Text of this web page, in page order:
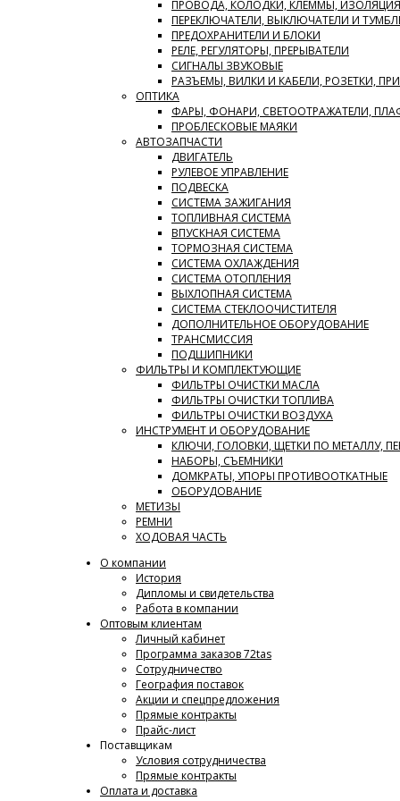
ПРОВОДА, КОЛОДКИ, КЛЕММЫ, ИЗОЛЯЦИЯ
ПЕРЕКЛЮЧАТЕЛИ, ВЫКЛЮЧАТЕЛИ И
ПРЕДОХРАНИТЕЛИ И БЛОКИ
РЕЛЕ, РЕГУЛЯТОРЫ, ПРЕРЫВАТЕЛИ
СИГНАЛЫ ЗВУКОВЫЕ
РАЗЪЕМЫ, ВИЛКИ И КАБЕЛИ, РОЗЕТКИ,
ОПТИКА
ФАРЫ, ФОНАРИ, СВЕТООТРАЖАТЕЛИ,
ПРОБЛЕСКОВЫЕ МАЯКИ
АВТОЗАПЧАСТИ
ДВИГАТЕЛЬ
РУЛЕВОЕ УПРАВЛЕНИЕ
ПОДВЕСКА
СИСТЕМА ЗАЖИГАНИЯ
ТОПЛИВНАЯ СИСТЕМА
ВПУСКНАЯ СИСТЕМА
ТОРМОЗНАЯ СИСТЕМА
СИСТЕМА ОХЛАЖДЕНИЯ
СИСТЕМА ОТОПЛЕНИЯ
ВЫХЛОПНАЯ СИСТЕМА
СИСТЕМА СТЕКЛООЧИСТИТЕЛЯ
ДОПОЛНИТЕЛЬНОЕ ОБОРУДОВАНИЕ
ТРАНСМИССИЯ
ПОДШИПНИКИ
ФИЛЬТРЫ И КОМПЛЕКТУЮЩИЕ
ФИЛЬТРЫ ОЧИСТКИ МАСЛА
ФИЛЬТРЫ ОЧИСТКИ ТОПЛИВА
ФИЛЬТРЫ ОЧИСТКИ ВОЗДУХА
ИНСТРУМЕНТ И ОБОРУДОВАНИЕ
КЛЮЧИ, ГОЛОВКИ, ЩЕТКИ ПО МЕТАЛЛУ,
НАБОРЫ, СЪЕМНИКИ
ДОМКРАТЫ, УПОРЫ ПРОТИВООТКАТНЫЕ
ОБОРУДОВАНИЕ
МЕТИЗЫ
РЕМНИ
ХОДОВАЯ ЧАСТЬ
О компании
История
Дипломы и свидетельства
Работа в компании
Оптовым клиентам
Личный кабинет
Программа заказов 72tas
Сотрудничество
География поставок
Акции и спецпредложения
Прямые контракты
Прайс-лист
Поставщикам
Условия сотрудничества
Прямые контракты
Оплата и доставка